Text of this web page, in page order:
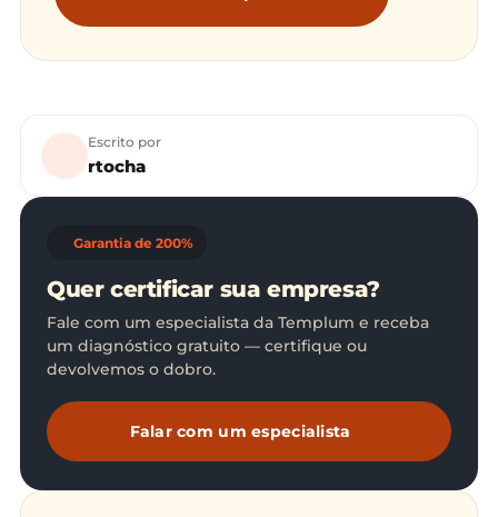
Escrito por
rtocha
Garantia de 200%
Quer certificar sua empresa?
Fale com um especialista da Templum e receba
um diagnóstico gratuito — certifique ou
devolvemos o dobro.
Falar com um especialista